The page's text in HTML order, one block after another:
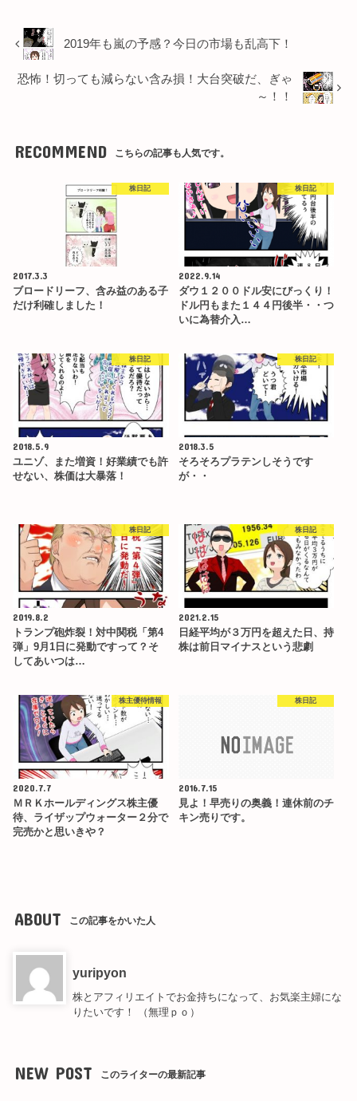
2019年も嵐の予感？今日の市場も乱高下！
恐怖！切っても減らない含み損！大台突破だ、ぎゃ
～！！
RECOMMEND こちらの記事も人気です。
株日記
2017.3.3
ブロードリーフ、含み益のある子
だけ利確しました！
株日記
2022.9.14
ダウ１２００ドル安にびっくり！
ドル円もまた１４４円後半・・つ
いに為替介入…
株日記
2018.5.9
ユニゾ、また増資！好業績でも許
せない、株価は大暴落！
株日記
2018.3.5
そろそろプラテンしそうです
が・・
株日記
2019.8.2
トランプ砲炸裂！対中関税「第4
弾」9月1日に発動ですって？そ
してあいつは…
株日記
2021.2.15
日経平均が３万円を超えた日、持
株は前日マイナスという悲劇
株主優待情報
2020.7.7
ＭＲＫホールディングス株主優
待、ライザップウォーター２分で
完売かと思いきや？
株日記
2016.7.15
見よ！早売りの奥義！連休前のチ
キン売りです。
ABOUT この記事をかいた人
yuripyon
株とアフィリエイトでお金持ちになって、お気楽主婦にな
りたいです！ （無理ｐｏ）
NEW POST このライターの最新記事